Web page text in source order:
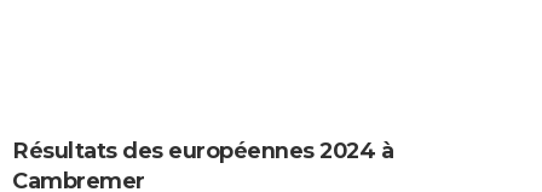
CARTE DE VOEUX
Résultats des européennes 2024 à
Cambremer